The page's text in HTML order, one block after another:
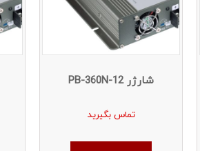
شارژر PB-360N-12
تماس بگیرید